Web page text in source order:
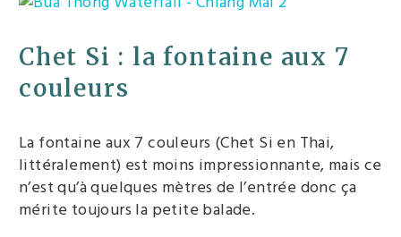
Chet Si : la fontaine aux 7
couleurs
La fontaine aux 7 couleurs (Chet Si en Thai,
littéralement) est moins impressionnante, mais ce
n’est qu’à quelques mètres de l’entrée donc ça
mérite toujours la petite balade.